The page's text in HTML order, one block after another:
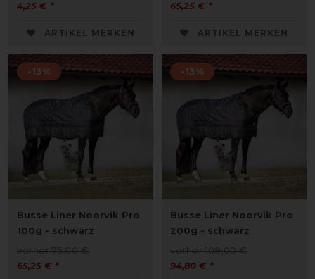
4,25 € *
ARTIKEL MERKEN
65,25 € *
ARTIKEL MERKEN
-13%
Busse Liner Noorvik Pro
100g - schwarz
vorher 75,00 €
65,25 € *
-13%
Busse Liner Noorvik Pro
200g - schwarz
vorher 109,00 €
94,80 € *